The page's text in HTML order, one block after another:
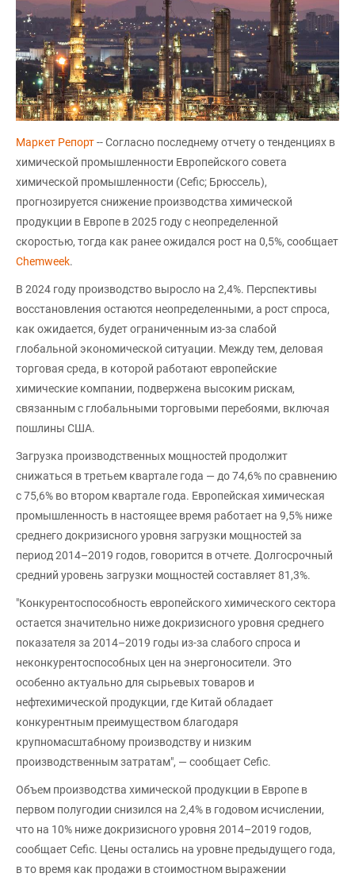
Маркет Репорт-- Согласно последнему отчету о тенденциях в
химической промышленности Европейского совета
химической промышленности (Cefic; Брюссель),
прогнозируется снижение производства химической
продукции в Европе в 2025 году с неопределенной
скоростью, тогда как ранее ожидался рост на 0,5%, сообщает
Chemweek.
В 2024 году производство выросло на 2,4%. Перспективы
восстановления остаются неопределенными, а рост спроса,
как ожидается, будет ограниченным из-за слабой
глобальной экономической ситуации. Между тем, деловая
торговая среда, в которой работают европейские
химические компании, подвержена высоким рискам,
связанным с глобальными торговыми перебоями, включая
пошлины США.
Загрузка производственных мощностей продолжит
снижаться в третьем квартале года — до 74,6% по сравнению
с 75,6% во втором квартале года. Европейская химическая
промышленность в настоящее время работает на 9,5% ниже
среднего докризисного уровня загрузки мощностей за
период 2014–2019 годов, говорится в отчете. Долгосрочный
средний уровень загрузки мощностей составляет 81,3%.
"Конкурентоспособность европейского химического сектора
остается значительно ниже докризисного уровня среднего
показателя за 2014–2019 годы из-за слабого спроса и
неконкурентоспособных цен на энергоносители. Это
особенно актуально для сырьевых товаров и
нефтехимической продукции, где Китай обладает
конкурентным преимуществом благодаря
крупномасштабному производству и низким
производственным затратам", — сообщает Cefic.
Объем производства химической продукции в Европе в
первом полугодии снизился на 2,4% в годовом исчислении,
что на 10% ниже докризисного уровня 2014–2019 годов,
сообщает Cefic. Цены остались на уровне предыдущего года,
в то время как продажи в стоимостном выражении